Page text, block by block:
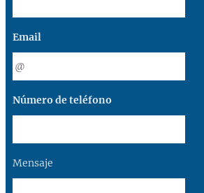
Email
Número de teléfono
Mensaje